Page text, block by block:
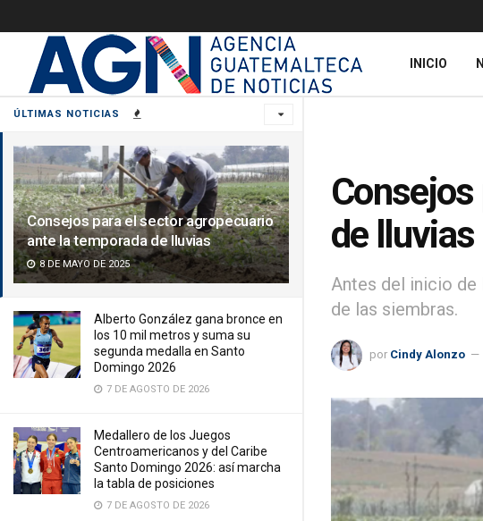
ÚLTIMAS NOTICIAS
Consejos para el sector agropecuario
ante la temporada de lluvias
8 DE MAYO DE 2025
Alberto González gana bronce en
los 10 mil metros y suma su
segunda medalla en Santo
Domingo 2026
7 DE AGOSTO DE 2026
Medallero de los Juegos
Centroamericanos y del Caribe
Santo Domingo 2026: así marcha
la tabla de posiciones
7 DE AGOSTO DE 2026
INICIO
de lluvias
Antes del inicio de
de las siembras.
por Cindy Alonzo